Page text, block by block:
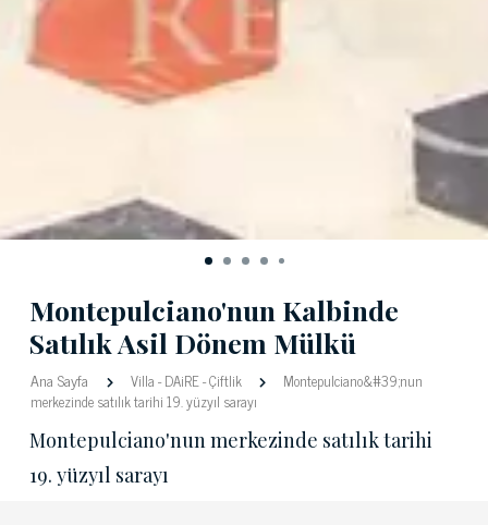
Montepulciano'nun Kalbinde
Satılık Asil Dönem Mülkü
Ana Sayfa Villa-DAiRE-Çiftlik
Montepulciano&#39;nun
merkezinde satılık tarihi 19. yüzyıl sarayı
Montepulciano'nun merkezinde satılık tarihi
19. yüzyıl sarayı